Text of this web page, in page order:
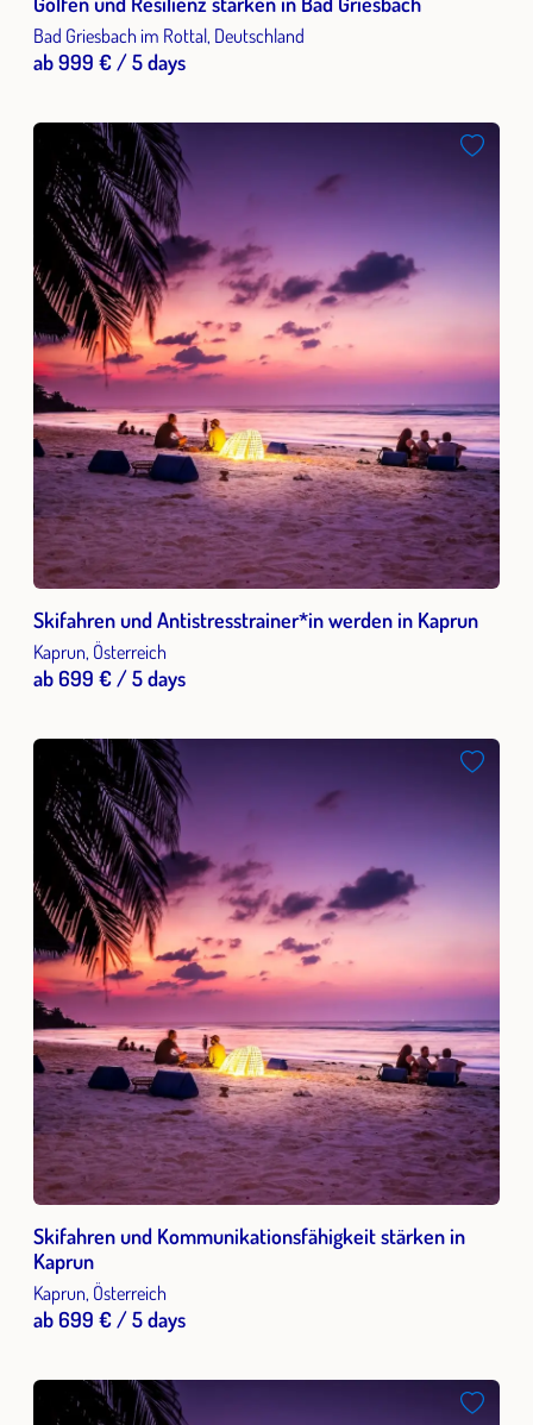
Bad Griesbach im Rottal, Deutschland
ab 999 € / 5 days
Skifahren und Antistresstrainer*in werden in Kaprun
Kaprun, Österreich
ab 699 € / 5 days
Skifahren und Kommunikationsfähigkeit stärken in
Kaprun
Kaprun, Österreich
ab 699 € / 5 days